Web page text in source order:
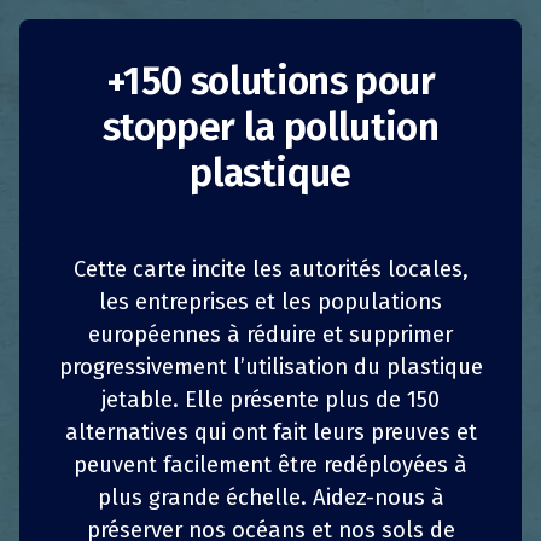
CLUBZERØ, gobelets
réutilisables
Réduction de la consommation
Entreprises
CLUBZERØa été créée en 2015 par l’architecte,
designer et environnementaliste primé Safia
Qureshi et lancée en avril 2018 avec son
premier grand client Cushman & Wakefield. La
PME établit des partenariats avec les marques,
les commerces et les entreprises afin de
1 PARTAGER z PARTAGER
4 PARTAGER
+150 solutions pour
stopper la pollution
plastique
Cette carte incite les autorités locales,
les entreprises et les populations
européennes à réduire et supprimer
progressivement l’utilisation du plastique
jetable. Elle présente plus de 150
alternatives qui ont fait leurs preuves et
peuvent facilement être redéployées à
plus grande échelle. Aidez-nous à
préserver nos océans et nos sols de
1 PARTAGER z PARTAGER
4 PARTAGER